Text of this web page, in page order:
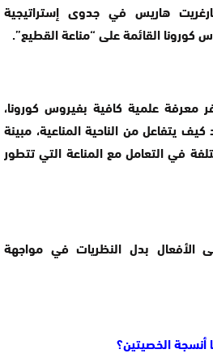
هاريس في جدوى إستراتيجية
كورونا القائمة على “مناعة القطيع”.
معرفة علمية كافية بفيروس كورونا،
يتفاعل من الناحية المناعية، مبينة
في التعامل مع المناعة التي تتطور
الأفعال بدل النظريات في مواجهة